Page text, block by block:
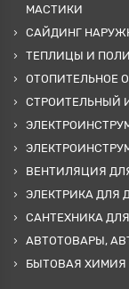
МАСТИКИ
САЙДИНГ
ТЕПЛИЦЫ И
ОТОПИТЕЛЬНОЕ
СТРОИТЕЛЬНЫЙ
ВЕНТИЛЯЦИЯ
ЭЛЕКТРИКА ДЛЯ
САНТЕХНИКА
АВТОТОВАРЫ,
БЫТОВАЯ ХИМИЯ